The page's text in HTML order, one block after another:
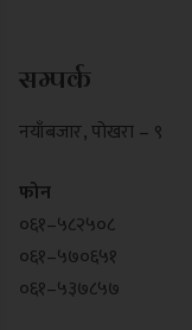
सम्पर्क
नयाँबजार , पोखरा – ९
फोन
०६१–५८२५०८
०६१–५७०६५१
०६१–५३७८५७